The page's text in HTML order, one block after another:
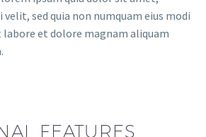
sed quia non numquam eius modi
et dolore magnam aliquam
FEATURES